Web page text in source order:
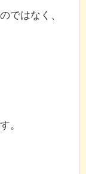
ではなく、
。